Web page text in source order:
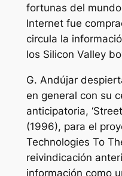
fortunas del
Internet fue
circula la
los Silicon Valley
G. Andújar
en general con su
anticipatoria,
(1996), para el
Technologies To
reivindicación
información como